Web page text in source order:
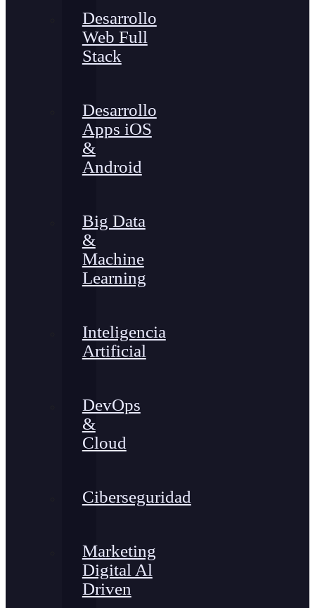
Desarrollo
Web Full
Stack
Desarrollo
Apps iOS
&
Android
Big Data
&
Machine
Learning
Inteligencia
Artificial
DevOps
&
Cloud
Ciberseguridad
Marketing
Digital Al
Driven